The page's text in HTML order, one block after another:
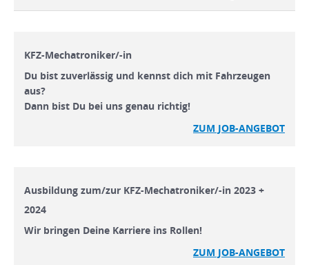
KFZ-Mechatroniker/-in
Du bist zuverlässig und kennst dich mit Fahrzeugen
aus?
Dann bist Du bei uns genau richtig!
ZUM JOB-ANGEBOT
Ausbildung zum/zur KFZ-Mechatroniker/-in 2023 +
2024
Wir bringen Deine Karriere ins Rollen!
ZUM JOB-ANGEBOT